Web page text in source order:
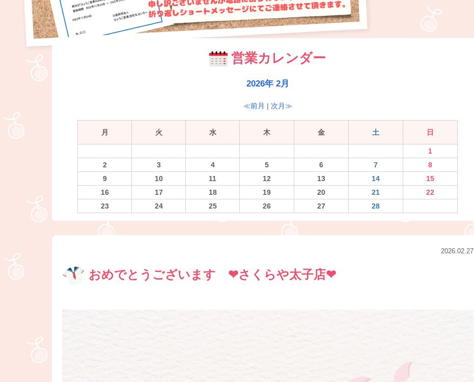
営業カレンダー
2026年 2月
≪前月 | 次月≫
月 火 水 木 金 土 日
1
2
3 4 5 6 7
8
9
10 11 12 13 14
15
16
17 18 19 20 21
22
23
24 25 26 27 28
2026.02.27
おめでとうございます ❤︎さくらや太子店❤︎